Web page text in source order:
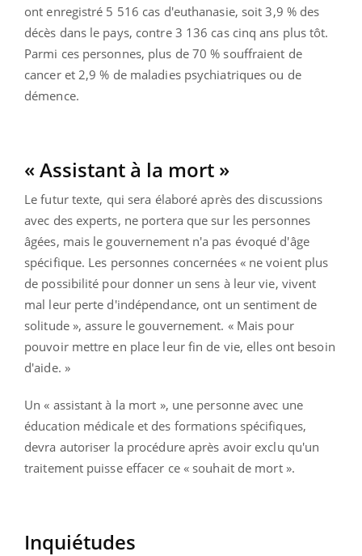
ont enregistré 5 516 cas d'euthanasie, soit 3,9 % des
décès dans le pays, contre 3 136 cas cinq ans plus tôt.
Parmi ces personnes, plus de 70 % souffraient de
cancer et 2,9 % de maladies psychiatriques ou de
démence.
« Assistant à la mort »
Le futur texte, qui sera élaboré après des discussions
avec des experts, ne portera que sur les personnes
âgées, mais le gouvernement n'a pas évoqué d'âge
spécifique. Les personnes concernées « ne voient plus
de possibilité pour donner un sens à leur vie, vivent
mal leur perte d'indépendance, ont un sentiment de
solitude », assure le gouvernement. « Mais pour
pouvoir mettre en place leur fin de vie, elles ont besoin
d'aide. »
Un « assistant à la mort », une personne avec une
éducation médicale et des formations spécifiques,
devra autoriser la procédure après avoir exclu qu'un
traitement puisse effacer ce « souhait de mort ».
Inquiétudes